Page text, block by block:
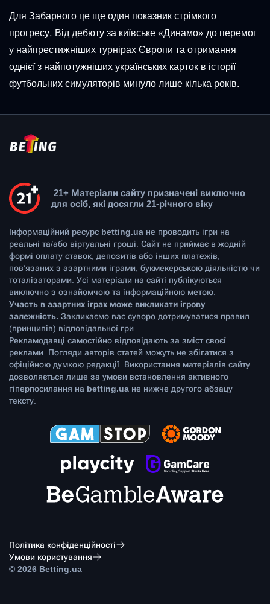
Для Забарного це ще один показник стрімкого
прогресу. Від дебюту за київське «Динамо» до перемог
у найпрестижніших турнірах Європи та отримання
однієї з найпотужніших українських карток в історії
футбольних симуляторів минуло лише кілька років.
21+ Матеріали сайту призначені виключно
для осіб, які досягли 21-річного віку
Інформаційний ресурс betting.ua не проводить ігри на
реальні та/або віртуальні гроші. Сайт не приймає в жодній
формі оплату ставок, депозитів або інших платежів,
пов’язаних з азартними іграми, букмекерською діяльністю чи
тоталізаторами. Усі матеріали на сайті публікуються
виключно з ознайомчою та інформаційною метою.
Участь в азартних іграх може викликати ігрову
залежність. Закликаємо вас суворо дотримуватися правил
(принципів) відповідальної гри.
Рекламодавці самостійно відповідають за зміст своєї
реклами. Погляди авторів статей можуть не збігатися з
офіційною думкою редакції. Використання матеріалів сайту
дозволяється лише за умови встановлення активного
гіперпосилання на betting.ua не нижче другого абзацу
тексту.
© 2026 Betting.ua
Політика конфіденційності
Умови користування